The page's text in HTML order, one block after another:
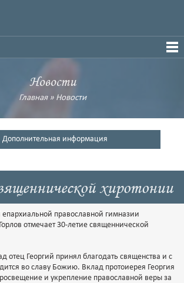
Новости
Главная» Новости
Дополнительная информация
хиротонии
епархиальной православной гимназии
отмечает 30-летие священнической
отец Георгий принял благодать священства и с
во славу Божию. Вклад протоиерея Георгия
и укрепление православной веры за